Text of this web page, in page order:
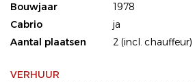
Bouwjaar
1978
Cabrio
ja
Aantal plaatsen
2 (incl. chauffeur)
VERHUUR